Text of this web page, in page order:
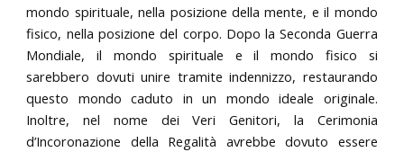
mondo spirituale, nella posizione della mente, e il mondo
fisico, nella posizione del corpo. Dopo la Seconda Guerra
Mondiale, il mondo spirituale e il mondo fisico si
sarebbero dovuti unire tramite indennizzo, restaurando
questo mondo caduto in un mondo ideale originale.
Inoltre, nel nome dei Veri Genitori, la Cerimonia
d’Incoronazione della Regalità avrebbe dovuto essere